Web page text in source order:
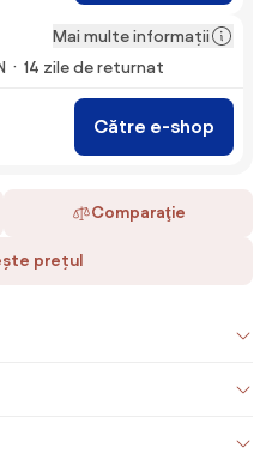
Mai multe informații
14 zile de returnat
Către e-shop
Comparaţie
prețul